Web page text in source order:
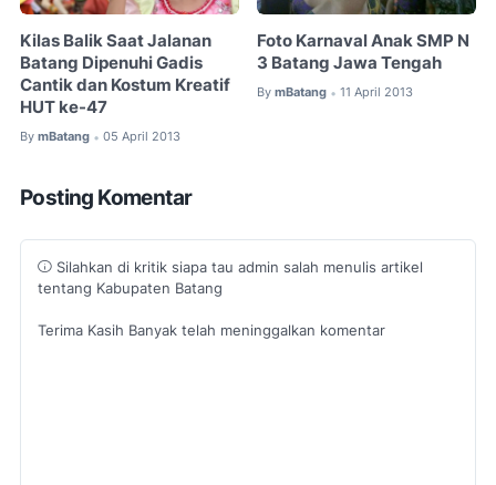
Kilas Balik Saat Jalanan
Batang Dipenuhi Gadis
Cantik dan Kostum Kreatif
HUT ke-47
By mBatang • 05 April 2013
Foto Karnaval Anak SMP N
3 Batang Jawa Tengah
By mBatang • 11 April 2013
Posting Komentar
Silahkan di kritik siapa tau admin salah menulis artikel
tentang Kabupaten Batang
Terima Kasih Banyak telah meninggalkan komentar